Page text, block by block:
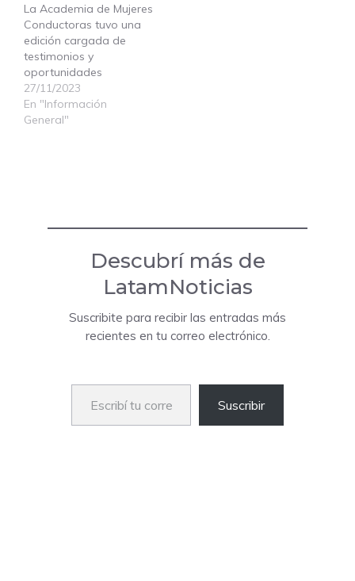
La Academia de Mujeres
Conductoras tuvo una
edición cargada de
testimonios y
oportunidades
27/11/2023
En "Información
General"
Descubrí más de
LatamNoticias
Suscribite para recibir las entradas más
recientes en tu correo electrónico.
Escribí tu correo electrónico…
Suscribir